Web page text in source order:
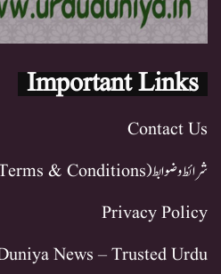
Important Links
Contact Us
شرائط و ضوابط (Terms & Conditions)
Privacy Policy
News – Trusted Urdu